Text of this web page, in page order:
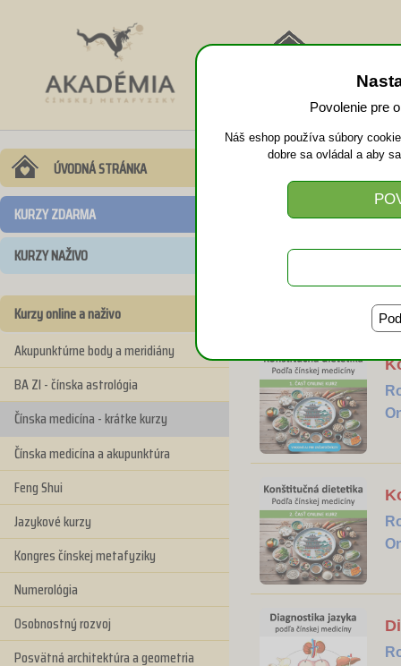
Povolenie pre
Náš eshop používa súbory
dobre sa ovládal a aby
ÚVODNÁ STRÁNKA
KURZY ZDARMA
KURZY NAŽIVO
Kurzy online a naživo
Akupunktúrne body a meridiány
BA ZI - čínska astrológia
Čínska medicína - krátke kurzy
Čínska medicína a akupunktúra
Feng Shui
Jazykové kurzy
Kongres čínskej metafyziky
Numerológia
Osobnostný rozvoj
Posvätná architektúra a geometria